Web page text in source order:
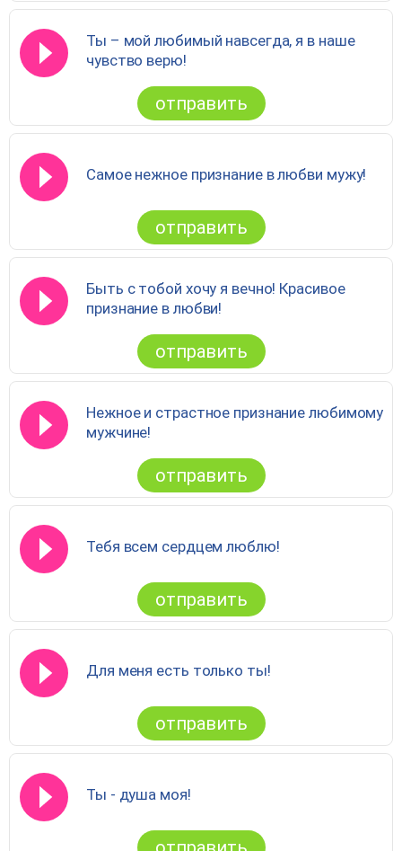
Ты – мой любимый навсегда, я в наше
чувство верю!
отправить
Самое нежное признание в любви мужу!
отправить
Быть с тобой хочу я вечно! Красивое
признание в любви!
отправить
Нежное и страстное признание любимому
мужчине!
отправить
Тебя всем сердцем люблю!
отправить
Для меня есть только ты!
отправить
Ты - душа моя!